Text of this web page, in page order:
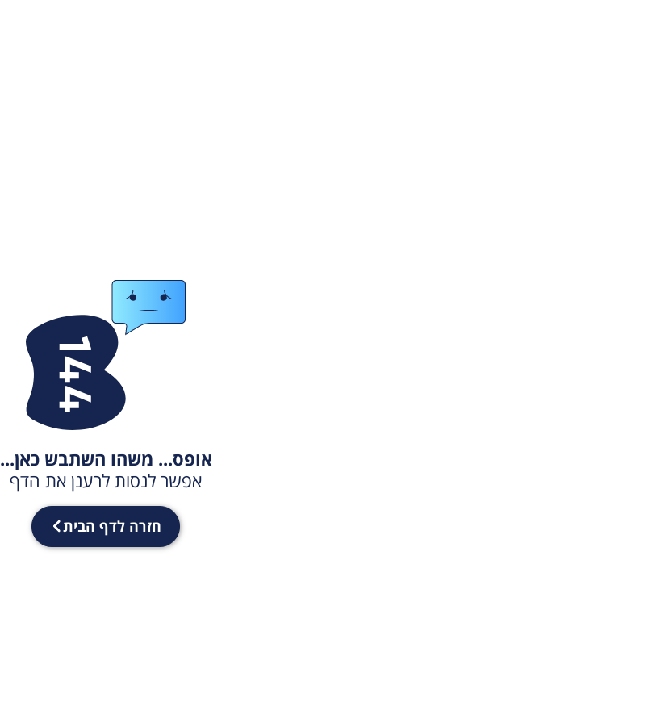
אופס... משהו השתבש כאן...
אפשר לנסות לרענן את הדף
חזרה לדף הבית